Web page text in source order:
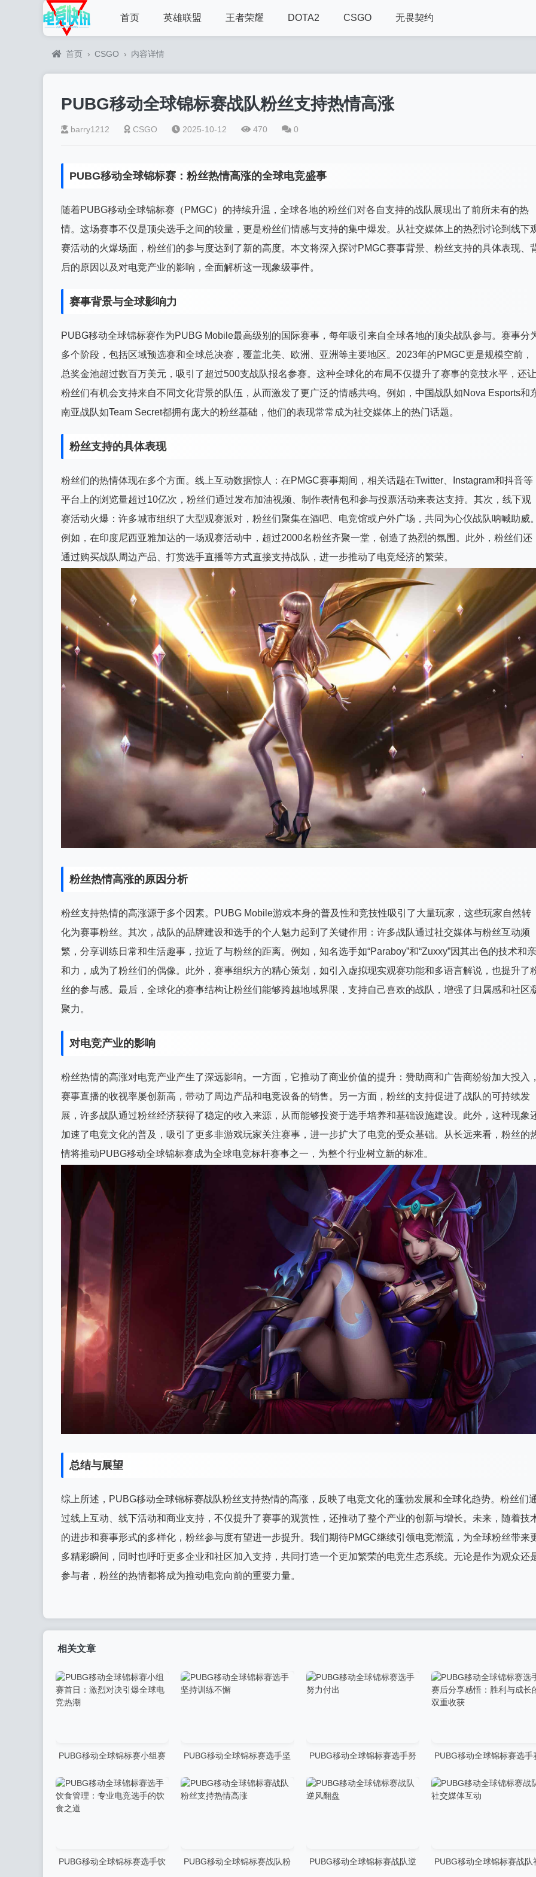
首页 英雄联盟 王者荣耀 DOTA2 CSGO 无畏契约
首页 › CSGO › 内容详情
PUBG移动全球锦标赛战队粉丝支持热情高涨
barry1212 CSGO 2025-10-12 470 0
PUBG移动全球锦标赛：粉丝热情高涨的全球电竞盛事
随着PUBG移动全球锦标赛（PMGC）的持续升温，全球各地的粉丝们对各自支持的战队展现出了前所未有的热
情。这场赛事不仅是顶尖选手之间的较量，更是粉丝们情感与支持的集中爆发。从社交媒体上的热烈讨论到线下
赛活动的火爆场面，粉丝们的参与度达到了新的高度。本文将深入探讨PMGC赛事背景、粉丝支持的具体表现、
后的原因以及对电竞产业的影响，全面解析这一现象级事件。
赛事背景与全球影响力
PUBG移动全球锦标赛作为PUBG Mobile最高级别的国际赛事，每年吸引来自全球各地的顶尖战队参与。赛事分
多个阶段，包括区域预选赛和全球总决赛，覆盖北美、欧洲、亚洲等主要地区。2023年的PMGC更是规模空前，
总奖金池超过数百万美元，吸引了超过500支战队报名参赛。这种全球化的布局不仅提升了赛事的竞技水平，还让
粉丝们有机会支持来自不同文化背景的队伍，从而激发了更广泛的情感共鸣。例如，中国战队如Nova Esports和
南亚战队如Team Secret都拥有庞大的粉丝基础，他们的表现常常成为社交媒体上的热门话题。
粉丝支持的具体表现
粉丝们的热情体现在多个方面。线上互动数据惊人：在PMGC赛事期间，相关话题在Twitter、Instagram和抖音等
平台上的浏览量超过10亿次，粉丝们通过发布加油视频、制作表情包和参与投票活动来表达支持。其次，线下观
赛活动火爆：许多城市组织了大型观赛派对，粉丝们聚集在酒吧、电竞馆或户外广场，共同为心仪战队呐喊助威。
例如，在印度尼西亚雅加达的一场观赛活动中，超过2000名粉丝齐聚一堂，创造了热烈的氛围。此外，粉丝们还
通过购买战队周边产品、打赏选手直播等方式直接支持战队，进一步推动了电竞经济的繁荣。
粉丝热情高涨的原因分析
粉丝支持热情的高涨源于多个因素。PUBG Mobile游戏本身的普及性和竞技性吸引了大量玩家，这些玩家自然转
化为赛事粉丝。其次，战队的品牌建设和选手的个人魅力起到了关键作用：许多战队通过社交媒体与粉丝互动频
繁，分享训练日常和生活趣事，拉近了与粉丝的距离。例如，知名选手如“Paraboy”和“Zuxxy”因其出色的技术和亲
和力，成为了粉丝们的偶像。此外，赛事组织方的精心策划，如引入虚拟现实观赛功能和多语言解说，也提升了
丝的参与感。最后，全球化的赛事结构让粉丝们能够跨越地域界限，支持自己喜欢的战队，增强了归属感和社区
聚力。
对电竞产业的影响
粉丝热情的高涨对电竞产业产生了深远影响。一方面，它推动了商业价值的提升：赞助商和广告商纷纷加大投入，
赛事直播的收视率屡创新高，带动了周边产品和电竞设备的销售。另一方面，粉丝的支持促进了战队的可持续发
展，许多战队通过粉丝经济获得了稳定的收入来源，从而能够投资于选手培养和基础设施建设。此外，这种现象
加速了电竞文化的普及，吸引了更多非游戏玩家关注赛事，进一步扩大了电竞的受众基础。从长远来看，粉丝的
情将推动PUBG移动全球锦标赛成为全球电竞标杆赛事之一，为整个行业树立新的标准。
总结与展望
综上所述，PUBG移动全球锦标赛战队粉丝支持热情的高涨，反映了电竞文化的蓬勃发展和全球化趋势。粉丝们
过线上互动、线下活动和商业支持，不仅提升了赛事的观赏性，还推动了整个产业的创新与增长。未来，随着技
的进步和赛事形式的多样化，粉丝参与度有望进一步提升。我们期待PMGC继续引领电竞潮流，为全球粉丝带来
多精彩瞬间，同时也呼吁更多企业和社区加入支持，共同打造一个更加繁荣的电竞生态系统。无论是作为观众还
参与者，粉丝的热情都将成为推动电竞向前的重要力量。
相关文章
PUBG移动全球锦标赛小组赛
热潮
PUBG移动全球锦标赛选手坚
PUBG移动全球锦标赛选手努
PUBG移动全球锦标赛选手
重收获
PUBG移动全球锦标赛选手饮
PUBG移动全球锦标赛战队粉
PUBG移动全球锦标赛战队逆
PUBG移动全球锦标赛战队